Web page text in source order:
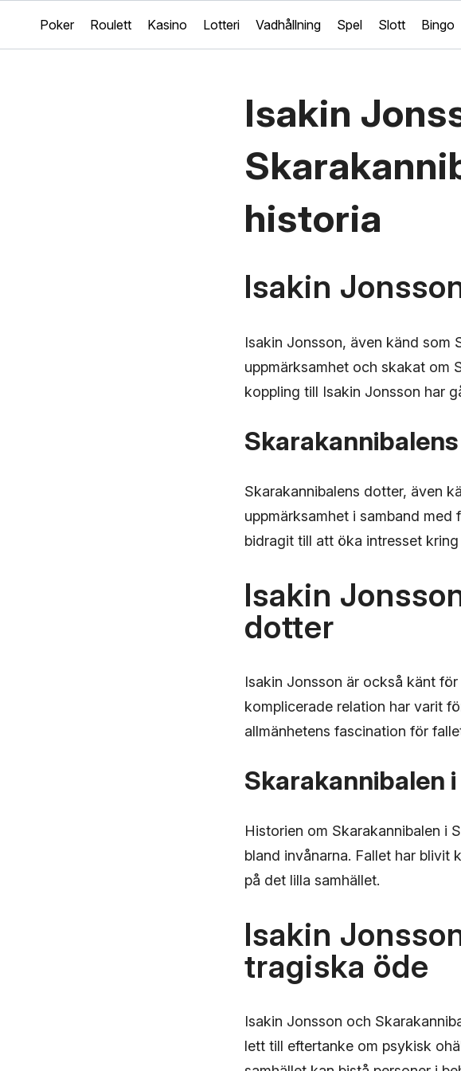
Poker Roulett Kasino Lotteri Vadhållning Spel Slott Bingo
Isakin
historia
Isakin
Isakin Jonsson, även känd som
uppmärksamhet och skakat om
koppling till Isakin Jonsson har
Skarakannibalens dotter, även
uppmärksamhet i samband
bidragit till att öka intresset
Isakin
dotter
Isakin Jonsson är också känt
komplicerade relation har varit
allmänhetens fascination för
Skarakannibalen
Historien om Skarakannibalen i
bland invånarna. Fallet har blivit
på det lilla samhället.
Isakin
tragiska öde
Isakin Jonsson och
lett till eftertanke om psykisk